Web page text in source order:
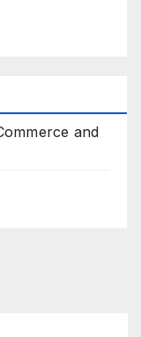
and